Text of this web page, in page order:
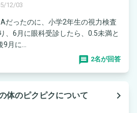
12/03
だったのに、小学2年生の視力検査
、6月に眼科受診したら、0.5未満と
月に...
2名が回答
体のピクピクについて
navigate_next